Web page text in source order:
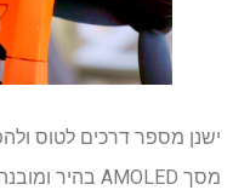
ישנן מספר דרכים לטוס